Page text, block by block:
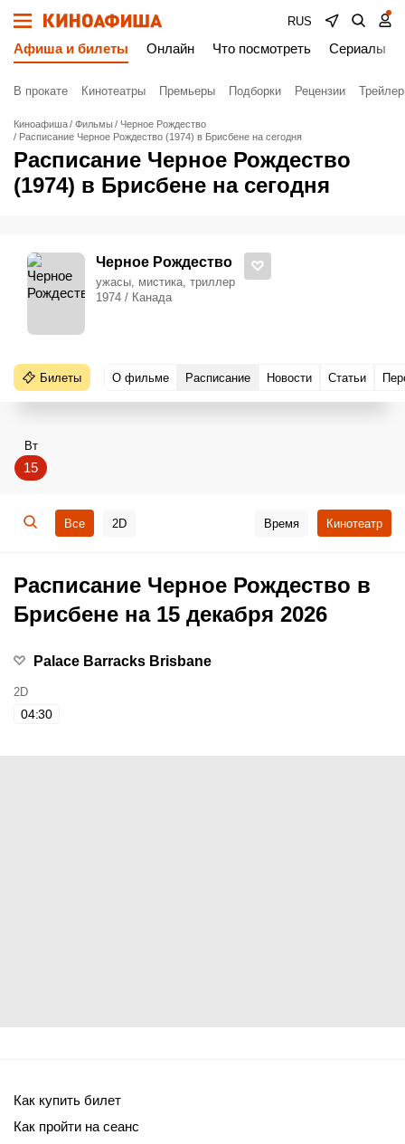
RUS
Афиша и билеты Онлайн Что посмотреть Сериалы
В прокате Кинотеатры Премьеры Подборки Рецензии
Киноафиша Фильмы
Черное Рождество
Расписание Черное Рождество (1974) в Брисбене на сегодня
Расписание Черное Рождество
(1974) в Брисбене на сегодня
Черное Рождество
ужасы, мистика, триллер
1974 / Канада
Билеты О фильме Расписание Новости Статьи
Вт
15
Все 2D Время Кинотеатр
Расписание Черное Рождество в
Брисбене на 15 декабря 2026
Palace Barracks Brisbane
2D
04:30
Как купить билет
Как пройти на сеанс